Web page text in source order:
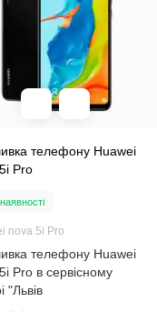
телефону Huawei
Pro
nova 5i Pro
телефону Huawei
Pro в сервісному
"Львів